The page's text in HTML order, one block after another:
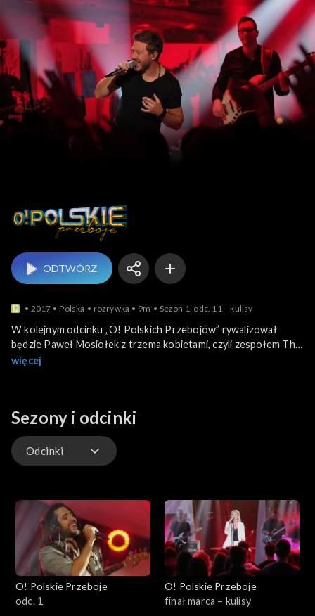
O! Polskie Przeboje
ODTWÓRZ
2017 Polska rozrywka 9m Sezon 1, odc. 11 – kulisy
W kolejnym odcinku „O! Polskich Przebojów” rywalizował
będzie Paweł Mosiołek z trzema kobietami, czyli zespołem The
Chance. Kto wygra? O tym zadecyduje m.in. Andrzej Piaseczny,
więcej
Sezony i odcinki
Odcinki
O! Polskie Przeboje
odc. 1
O! Polskie Przeboje
finał marca – kulisy